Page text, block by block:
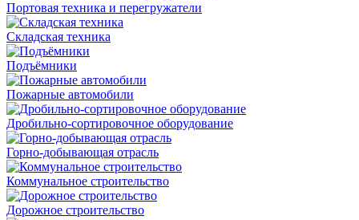
Портовая техника и перегружатели
Складская техника
Подъёмники
Пожарные автомобили
Дробильно-сортировочное оборудование
Горно-добывающая отрасль
Коммунальное строительство
Дорожное строительство